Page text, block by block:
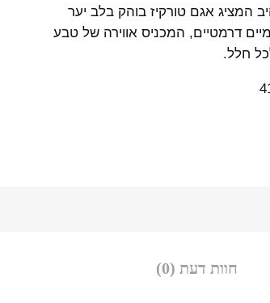
המציג אגם טורקיז בוהק בלב יער
דרמטיים, המכניס אווירה של טבע
חלל.
חוות דעת (0)